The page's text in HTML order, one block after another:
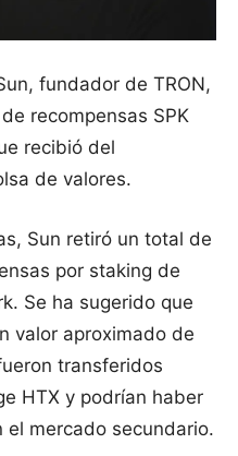
fundador de TRON,
recompensas SPK
recibió del
de valores.
Sun retiró un total de
por staking de
Se ha sugerido que
valor aproximado de
transferidos
HTX y podrían haber
mercado secundario.